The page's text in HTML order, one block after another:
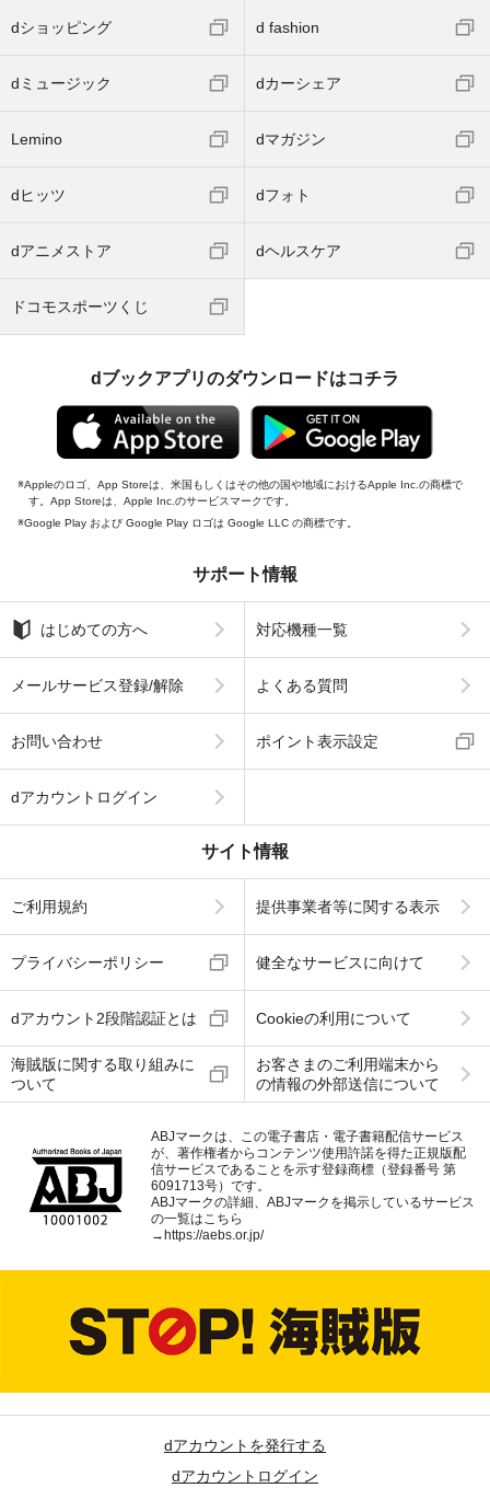
dショッピング d fashion
dミュージック dカーシェア
Lemino dマガジン
dヒッツ dフォト
dアニメストア dヘルスケア
ドコモスポーツくじ
dブックアプリのダウンロードはコチラ
Appleのロゴ、App Storeは、米国もしくはその他の国や地域におけるApple Inc.の商標で
す。App Storeは、Apple Inc.のサービスマークです。
Google Play および Google Play ロゴは Google LLC の商標です。
サポート情報
はじめての方へ 対応機種一覧
メールサービス登録/解除 よくある質問
お問い合わせ ポイント表示設定
dアカウントログイン
サイト情報
ご利用規約 提供事業者等に関する表示
プライバシーポリシー 健全なサービスに向けて
dアカウント2段階認証とは Cookieの利用について
海賊版に関する取り組みに
ついて
お客さまのご利用端末から
の情報の外部送信について
ABJマークは、この電子書店・電子書籍配信サービス
が、著作権者からコンテンツ使用許諾を得た正規版配
信サービスであることを示す登録商標（登録番号 第
6091713号）です。
ABJマークの詳細、ABJマークを掲示しているサービス
の一覧はこちら
→ https://aebs.or.jp/
dアカウントを発行する
dアカウントログイン